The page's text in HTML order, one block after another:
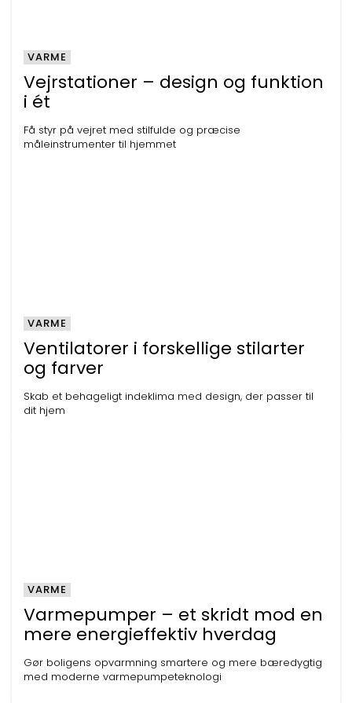
Vejrstationer – design og funktion
i ét
Få styr på vejret med stilfulde og præcise
måleinstrumenter til hjemmet
VARME
Ventilatorer i forskellige stilarter
og farver
Skab et behageligt indeklima med design, der passer til
dit hjem
VARME
Varmepumper – et skridt mod en
mere energieffektiv hverdag
Gør boligens opvarmning smartere og mere bæredygtig
med moderne varmepumpeteknologi
VARME